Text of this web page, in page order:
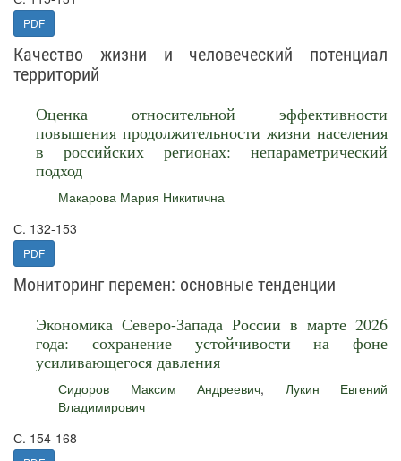
PDF
Качество жизни и человеческий потенциал
территорий
Оценка относительной эффективности
повышения продолжительности жизни населения
в российских регионах: непараметрический
подход
Макарова Мария Никитична
С. 132-153
PDF
Мониторинг перемен: основные тенденции
Экономика Северо-Запада России в марте 2026
года: сохранение устойчивости на фоне
усиливающегося давления
Сидоров Максим Андреевич, Лукин Евгений
Владимирович
С. 154-168